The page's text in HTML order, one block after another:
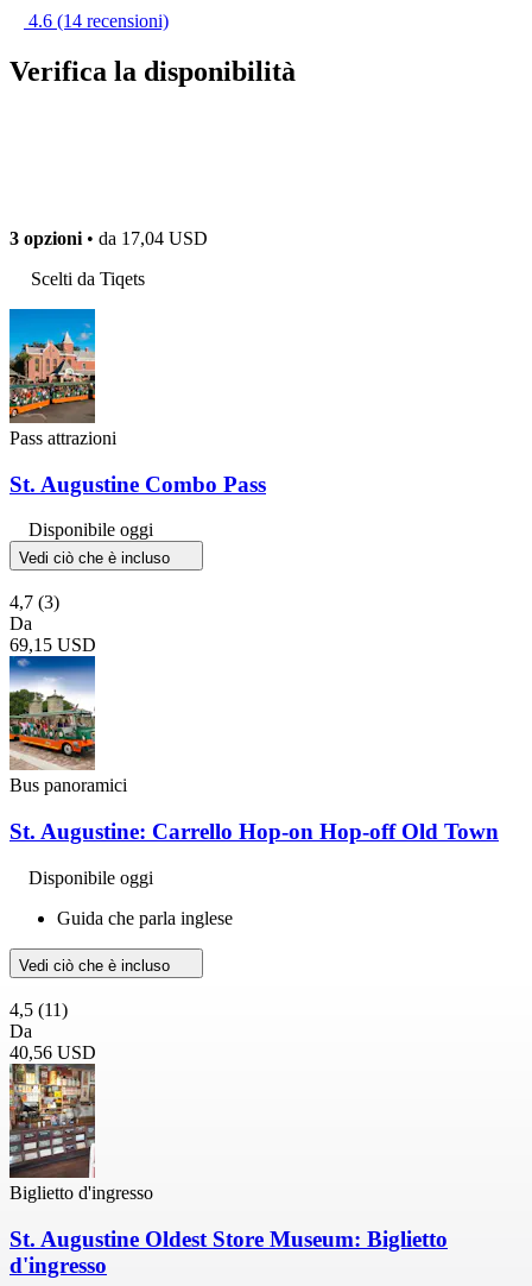
4.6 (14 recensioni)
Verifica la disponibilità
3 opzioni • da 17,04 USD
Scelti da Tiqets
Pass attrazioni
St. Augustine Combo Pass
Disponibile oggi
Vedi ciò che è incluso
4,7 (3)
Da
69,15 USD
Bus panoramici
St. Augustine: Carrello Hop-on Hop-off Old Town
Disponibile oggi
Guida che parla inglese
Vedi ciò che è incluso
4,5 (11)
Da
40,56 USD
Biglietto d'ingresso
St. Augustine Oldest Store Museum: Biglietto
d'ingresso